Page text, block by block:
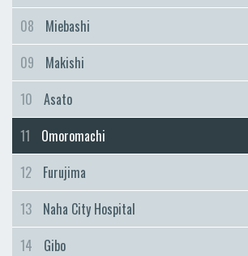
Naha City Hospital
Ishimine
Gibo
Kyozuka
08
Miebashi
09
Makishi
10
Asato
11
Omoromachi
12
Furujima
13
Naha City Hospital
14
Gibo